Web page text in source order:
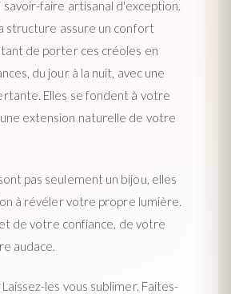
faire artisanal d'exception.
structure assure un confort
de porter ces créoles en
du jour à la nuit, avec une
Elles se fondent à votre
extension naturelle de votre
pas seulement un bijou, elles
à révéler votre propre lumière.
de votre confiance, de votre
audace.
les vous sublimer. Faites-